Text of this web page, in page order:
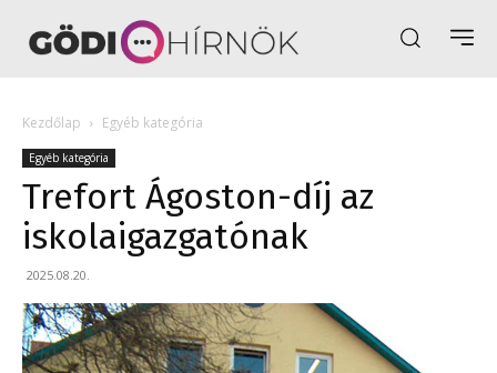
Kezdőlap Egyéb kategória
Egyéb kategória
Trefort Ágoston-díj az
iskolaigazgatónak
2025.08.20.